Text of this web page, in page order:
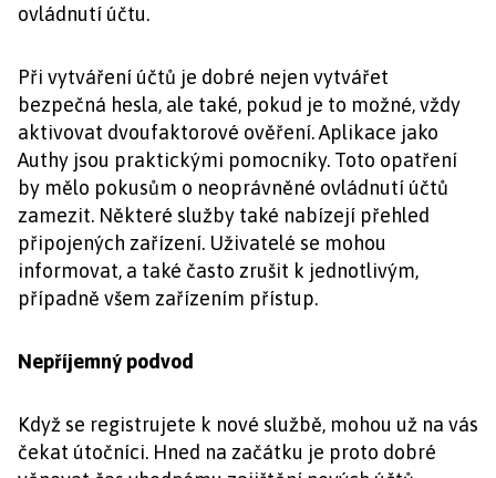
ovládnutí účtu.
Při vytváření účtů je dobré nejen vytvářet
bezpečná hesla, ale také, pokud je to možné, vždy
aktivovat dvoufaktorové ověření. Aplikace jako
Authy jsou praktickými pomocníky. Toto opatření
by mělo pokusům o neoprávněné ovládnutí účtů
zamezit. Některé služby také nabízejí přehled
připojených zařízení. Uživatelé se mohou
informovat, a také často zrušit k jednotlivým,
případně všem zařízením přístup.
Nepříjemný podvod
Když se registrujete k nové službě, mohou už na vás
čekat útočníci. Hned na začátku je proto dobré